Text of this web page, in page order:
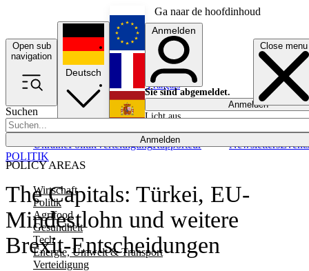
Ga naar de hoofdinhoud
Open sub
navigation
Close menu
Suchen
Anmelden
POLICY AREAS
Wirtschaft
Politik
Agrifood
Gesundheit
Tech
Energie, Umwelt & Transport
Verteidigung
UkrainePolitikVerteidigungRapporteur NewslettersEvents
Deutsch
English
Français
Anmelden
Sie sind abgemeldet.
Anmelden
Licht aus
The Capitals: Türkei, EU-
Mindestlohn und weitere
Brexit-Entscheidungen
POLITIK